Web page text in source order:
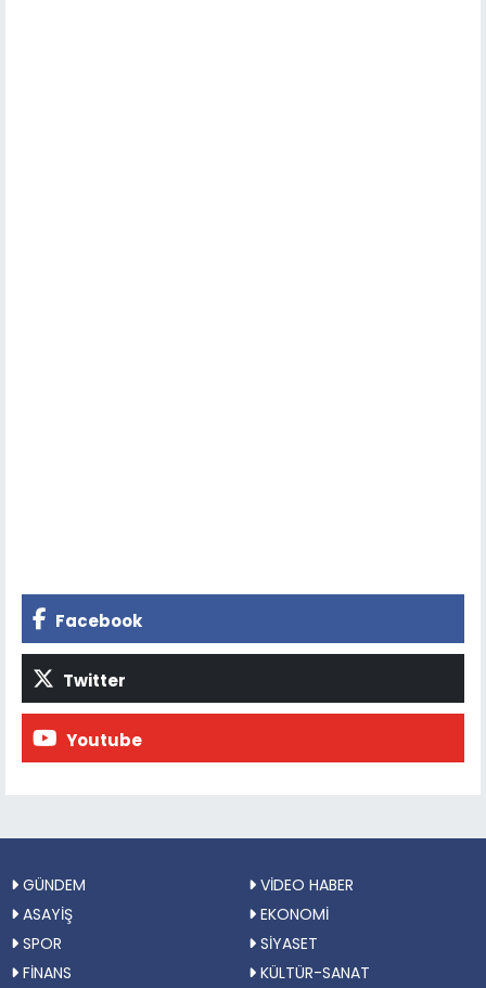
Facebook
Twitter
Youtube
GÜNDEM
VİDEO HABER
ASAYİŞ
EKONOMİ
SPOR
SİYASET
FİNANS
KÜLTÜR-SANAT